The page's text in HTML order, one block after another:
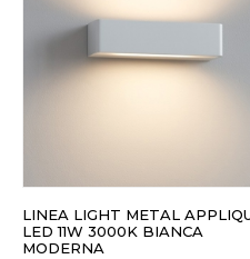
LINEA LIGHT METAL
LED 11W 3000K BIANCA
MODERNA